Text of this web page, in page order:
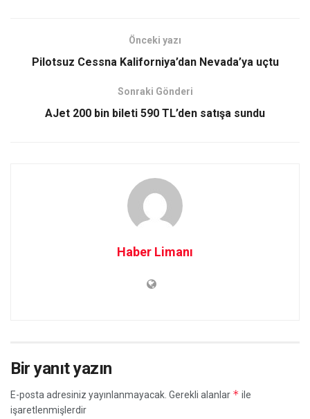
Önceki yazı
Pilotsuz Cessna Kaliforniya’dan Nevada’ya uçtu
Sonraki Gönderi
AJet 200 bin bileti 590 TL’den satışa sundu
Haber Limanı
Bir yanıt yazın
E-posta adresiniz yayınlanmayacak. Gerekli alanlar * ile
işaretlenmişlerdir